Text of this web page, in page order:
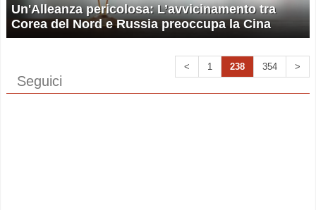
Un'Alleanza pericolosa: L’avvicinamento tra
Corea del Nord e Russia preoccupa la Cina
< 1 238 354 >
Seguici